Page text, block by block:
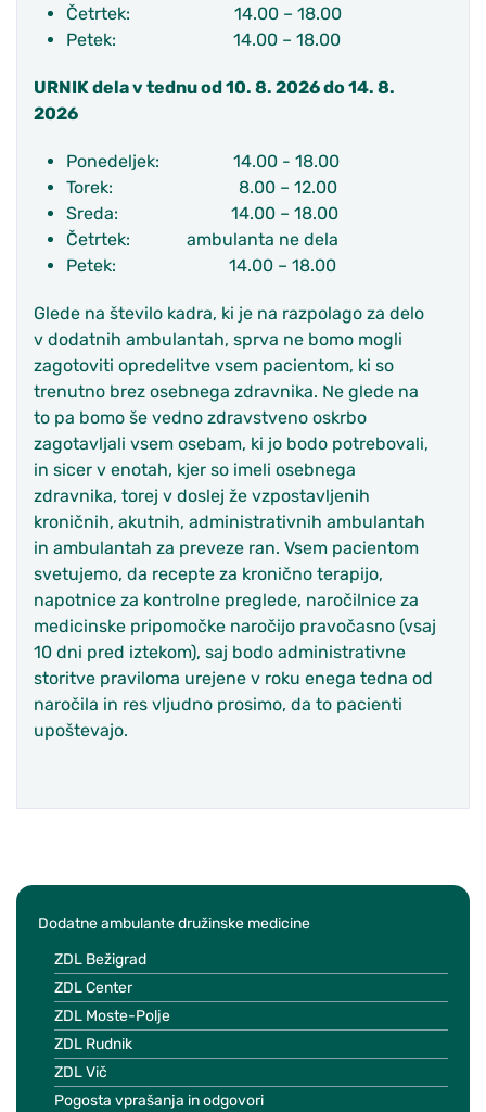
Dodatne ambulante družinske medicine
ZDL Bežigrad
ZDL Center
ZDL Moste-Polje
ZDL Rudnik
ZDL Vič
Pogosta vprašanja in odgovori
Četrtek: 14.00 – 18.00
Petek: 14.00 – 18.00
URNIK dela v tednu od 10. 8. 2026 do 14. 8.
2026
Ponedeljek: 14.00 - 18.00
Torek: 8.00 – 12.00
Sreda: 14.00 – 18.00
Četrtek: ambulanta ne dela
Petek: 14.00 – 18.00
Glede na število kadra, ki je na razpolago za delo
v dodatnih ambulantah, sprva ne bomo mogli
zagotoviti opredelitve vsem pacientom, ki so
trenutno brez osebnega zdravnika. Ne glede na
to pa bomo še vedno zdravstveno oskrbo
zagotavljali vsem osebam, ki jo bodo potrebovali,
in sicer v enotah, kjer so imeli osebnega
zdravnika, torej v doslej že vzpostavljenih
kroničnih, akutnih, administrativnih ambulantah
in ambulantah za preveze ran. Vsem pacientom
svetujemo, da recepte za kronično terapijo,
napotnice za kontrolne preglede, naročilnice za
medicinske pripomočke naročijo pravočasno (vsaj
10 dni pred iztekom), saj bodo administrativne
storitve praviloma urejene v roku enega tedna od
naročila in res vljudno prosimo, da to pacienti
upoštevajo.